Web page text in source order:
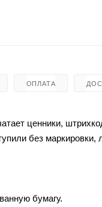
ОПЛАТА
ценники,
без
бумагу.